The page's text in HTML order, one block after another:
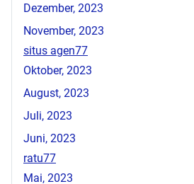
Dezember, 2023
November, 2023
situs agen77
Oktober, 2023
August, 2023
Juli, 2023
Juni, 2023
ratu77
Mai, 2023